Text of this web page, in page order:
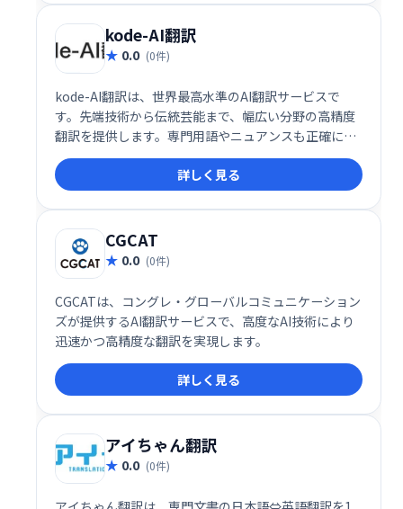
kode-AI翻訳
0.0 (0件)
kode-AI翻訳は、世界最高水準のAI翻訳サービスで
す。先端技術から伝統芸能まで、幅広い分野の高精度
翻訳を提供します。専門用語やニュアンスも正確に捉
え、スムーズなコミュニケーションをサポートしま
す。多様なニーズに対応し、高品質な翻訳を迅速にお
届けします。
詳しく見る
CGCAT
0.0 (0件)
CGCATは、コングレ・グローバルコミュニケーション
ズが提供するAI翻訳サービスで、高度なAI技術により
迅速かつ高精度な翻訳を実現します。
詳しく見る
アイちゃん翻訳
0.0 (0件)